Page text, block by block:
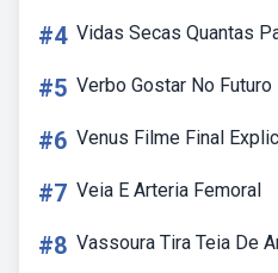
#4 Vidas Secas Quantas
#5 Verbo Gostar No Futuro
#6 Venus Filme Final
#7 Veia E Arteria Femoral
#8 Vassoura Tira Teia De